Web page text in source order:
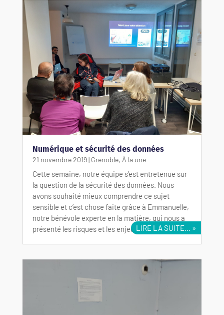
Numérique et sécurité des données
21 novembre 2019| Grenoble, À la une
Cette semaine, notre équipe s’est entretenue sur
la question de la sécurité des données. Nous
avons souhaité mieux comprendre ce sujet
sensible et c’est chose faite grâce à Emmanuelle,
notre bénévole experte en la matière, qui nous a
présenté les risques et les enjeux…LIRE LA SUITE…